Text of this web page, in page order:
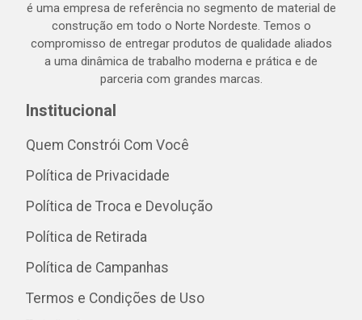
é uma empresa de referência no segmento de material de
construção em todo o Norte Nordeste. Temos o
compromisso de entregar produtos de qualidade aliados
a uma dinâmica de trabalho moderna e prática e de
parceria com grandes marcas.
Institucional
Quem Constrói Com Você
Política de Privacidade
Política de Troca e Devolução
Política de Retirada
Política de Campanhas
Termos e Condições de Uso